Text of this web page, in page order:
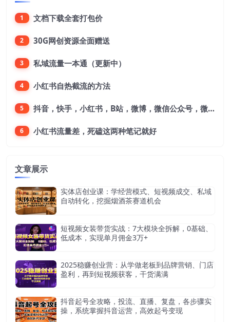
1 文档下载全套打包价
2 30G网创资源全面赠送
3 私域流量一本通（更新中）
4 小红书自热截流的方法
5 抖音，快手，小红书，B站，微博，微信公众号，微信视频号。每一个平台，都是不一样的机会，对应不一样的赚钱思路
6 小红书流量差，死磕这两种笔记就好
文章展示
实体店创业课：学经营模式、短视频成交、私域
自动转化，挖掘烟酒茶赛道机会
短视频女装带货实战：7大模块全拆解，0基础、
低成本，实现单月佣金3万+
2025稳赚创业营：从学做老板到品牌营销、门店
盈利，再到短视频获客，干货满满
抖音起号全攻略，投流、直播、复盘，各步骤实
操，系统掌握抖音运营，高效起号变现